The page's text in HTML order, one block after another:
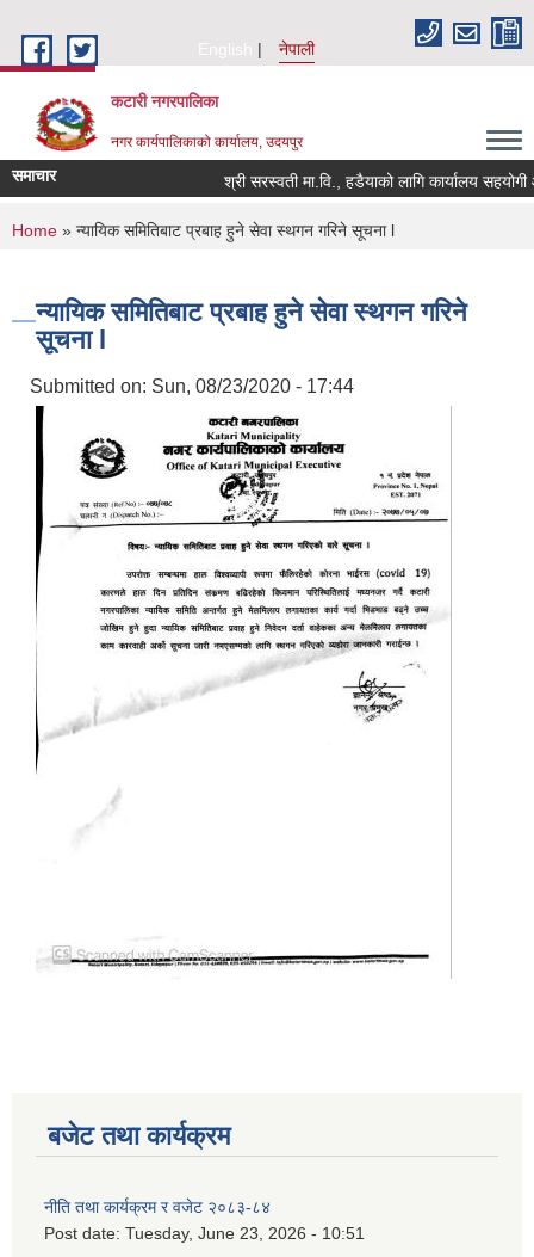
English
नेपाली
कटारी नगरपालिका
नगर कार्यपालिकाको कार्यालय, उदयपुर
समाचार श्री सरस्वती मा.वि., हडैयाको लागि कार्यालय सहयोगी
You are here
Home » न्यायिक समितिबाट प्रबाह हुने सेवा स्थगन गरिने सूचना l
न्यायिक समितिबाट प्रबाह हुने सेवा स्थगन गरिने
सूचना l
Submitted on: Sun, 08/23/2020 - 17:44
बजेट तथा कार्यक्रम
नीति तथा कार्यक्रम र वजेट २०८३-८४
Post date: Tuesday, June 23, 2026 - 10:51